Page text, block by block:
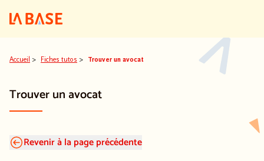
Accueil > Fiches tutos > Trouver un avocat
Trouver un avocat
Revenir à la page précédente